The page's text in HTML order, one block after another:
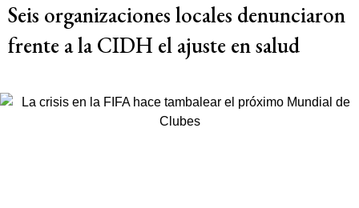
Seis organizaciones locales denunciaron
frente a la CIDH el ajuste en salud